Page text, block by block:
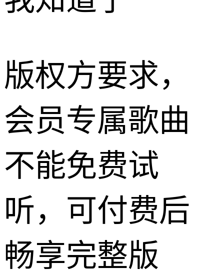
版权方要求，
会员专属歌曲
不能免费试
听，可付费后
畅享完整版